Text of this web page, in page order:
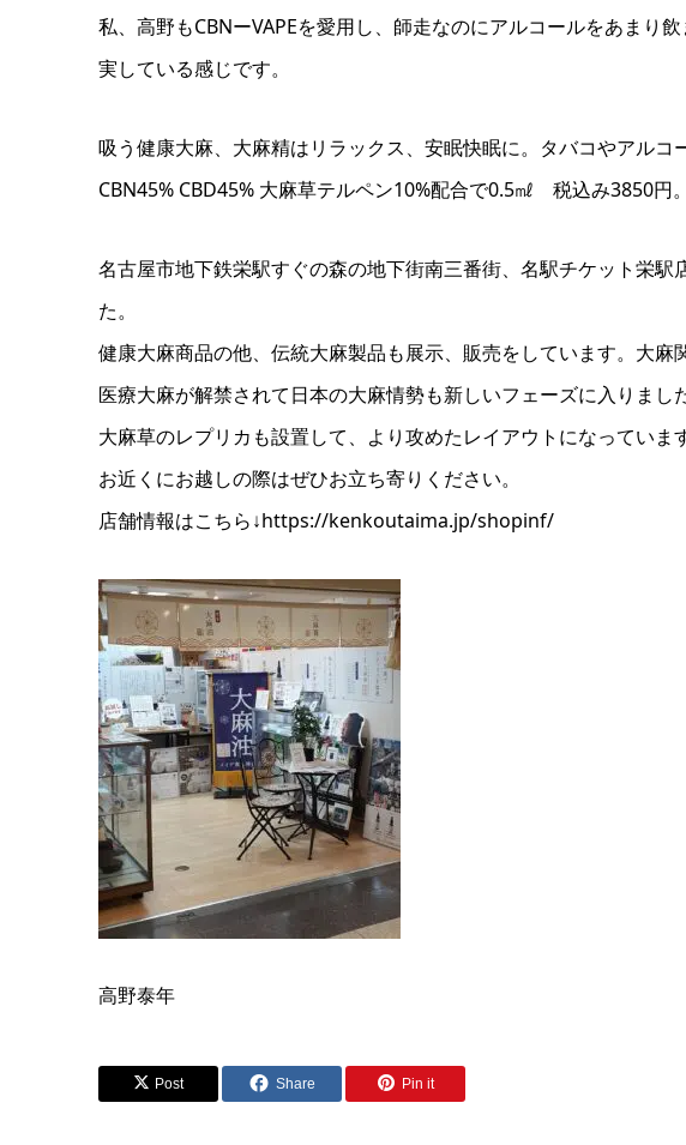
私、高野もCBNーVAPEを愛用し、師走なのにアルコールをあまり
実している感じです。
吸う健康大麻、大麻精はリラックス、安眠快眠に。タバコやアルコ
CBN45% CBD45% 大麻草テルペン10%配合で0.5㎖ 税込み3850円。
名古屋市地下鉄栄駅すぐの森の地下街南三番街、名駅チケット栄駅
た。
健康大麻商品の他、伝統大麻製品も展示、販売をしています。大麻
医療大麻が解禁されて日本の大麻情勢も新しいフェーズに入りました
大麻草のレプリカも設置して、より攻めたレイアウトになっています
お近くにお越しの際はぜひお立ち寄りください。
店舗情報はこちら↓https://kenkoutaima.jp/shopinf/
高野泰年
Post Share Pin it